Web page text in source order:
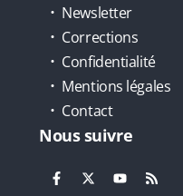
Newsletter
Corrections
Confidentialité
Mentions légales
Contact
Nous suivre